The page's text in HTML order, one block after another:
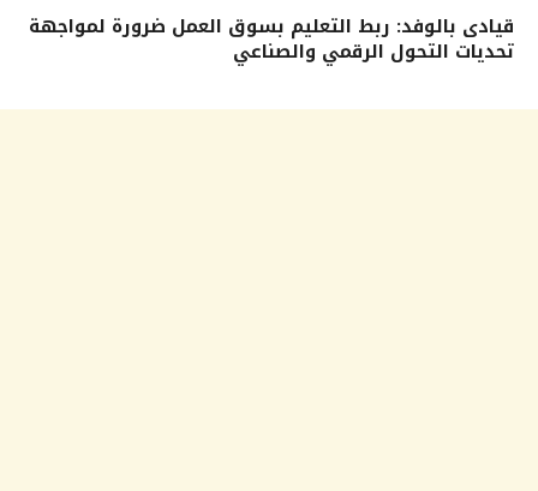
قيادى بالوفد: ربط التعليم بسوق العمل ضرورة لمواجهة
تحديات التحول الرقمي والصناعي